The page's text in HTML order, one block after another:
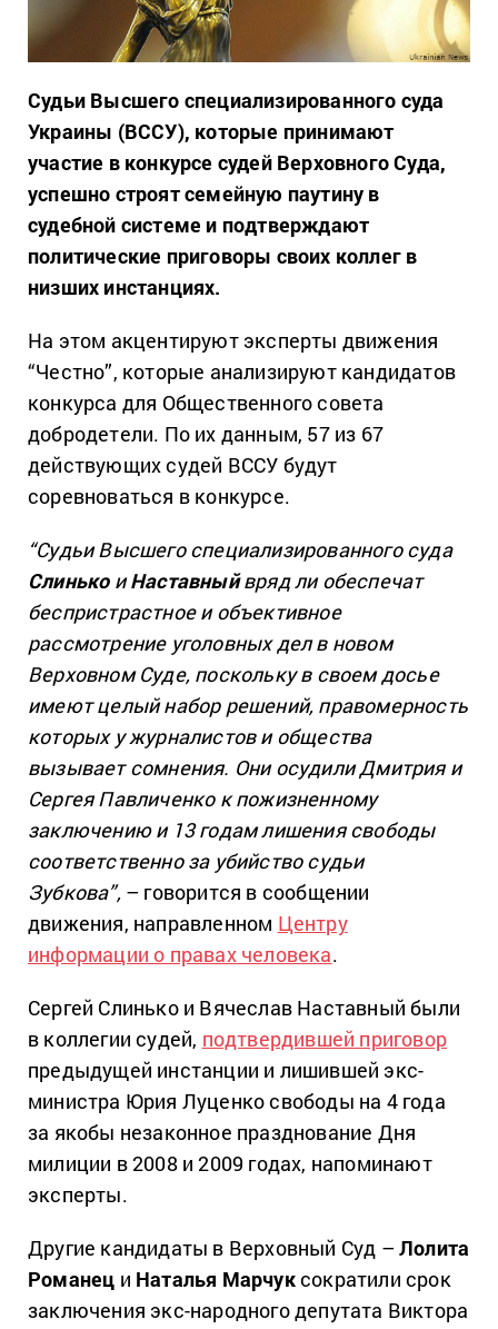
Судьи Высшего специализированного суда
Украины (ВССУ), которые принимают
участие в конкурсе судей Верховного Суда,
успешно строят семейную паутину в
судебной системе и подтверждают
политические приговоры своих коллег в
низших инстанциях.
На этом акцентируют эксперты движения
“Честно”, которые анализируют кандидатов
конкурса для Общественного совета
добродетели. По их данным, 57 из 67
действующих судей ВССУ будут
соревноваться в конкурсе.
“Судьи Высшего специализированного суда
СлинькоиНаставныйвряд ли обеспечат
беспристрастное и объективное
рассмотрение уголовных дел в новом
Верховном Суде, поскольку в своем досье
имеют целый набор решений, правомерность
которых у журналистов и общества
вызывает сомнения. Они осудили Дмитрия и
Сергея Павличенко к пожизненному
заключению и 13 годам лишения свободы
соответственно за убийство судьи
Зубкова”,– говорится в сообщении
движения, направленном Центру
информации о правах человека.
Сергей Слинько и Вячеслав Наставный были
в коллегии судей, подтвердившей приговор
предыдущей инстанции и лишившей экс-
министра Юрия Луценко свободы на 4 года
за якобы незаконное празднование Дня
милиции в 2008 и 2009 годах, напоминают
эксперты.
Другие кандидаты в Верховный Суд –Лолита
Романец и Наталья Марчуксократили срок
заключения экс-народного депутата Виктора